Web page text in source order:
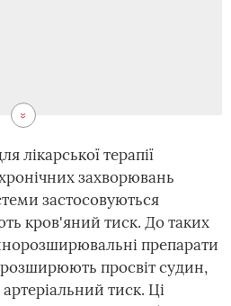
лікарської терапії
захворювань
застосовуються
кров'яний тиск. До таких
препарати
розширюють просвіт судин,
тиск. Ці